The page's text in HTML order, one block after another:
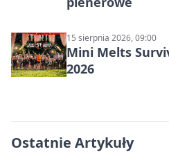
15 sierpnia 2026, 09:00
Mini Melts
2026
Ostatnie Artykuły